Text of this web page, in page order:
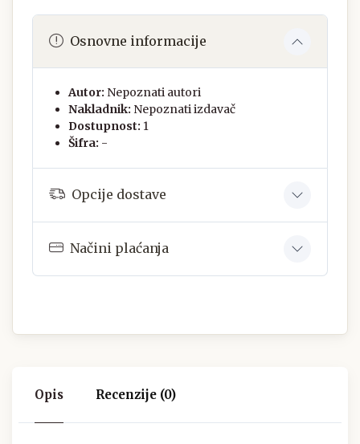
Osnovne informacije
Autor: Nepoznati autori
Nakladnik: Nepoznati izdavač
Dostupnost: 1
Šifra: -
Opcije dostave
Načini plaćanja
Opis Recenzije (0)